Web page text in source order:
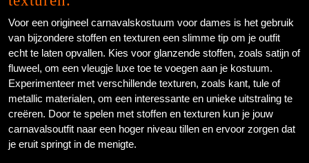
Voor een origineel carnavalskostuum voor dames is het gebruik
van bijzondere stoffen en texturen een slimme tip om je outfit
echt te laten opvallen. Kies voor glanzende stoffen, zoals satijn of
fluweel, om een vleugje luxe toe te voegen aan je kostuum.
Experimenteer met verschillende texturen, zoals kant, tule of
metallic materialen, om een interessante en unieke uitstraling te
creëren. Door te spelen met stoffen en texturen kun je jouw
carnavalsoutfit naar een hoger niveau tillen en ervoor zorgen dat
je eruit springt in de menigte.